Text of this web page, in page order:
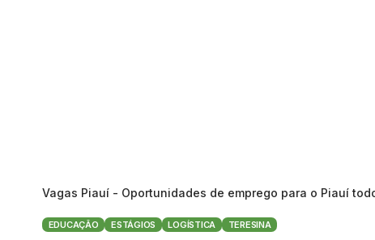
Vagas Piauí - Oportunidades de emprego para o Piauí
EDUCAÇÃO ESTÁGIOS LOGÍSTICA TERESINA